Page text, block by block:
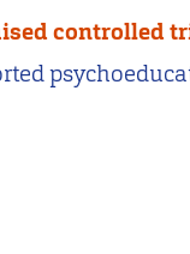
controlled